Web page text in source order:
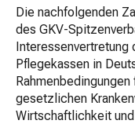
Die nachfolgenden
des GKV-
Interessenvertretung
Pflegekassen in
gesetzlichen
Wirtschaftlichkeit